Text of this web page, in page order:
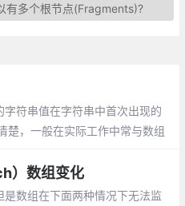
有多个根节点(Fragments)?
符串值在字符串中首次出现的
楚，一般在实际工作中常与数组
）数组变化
数组在下面两种情况下无法监